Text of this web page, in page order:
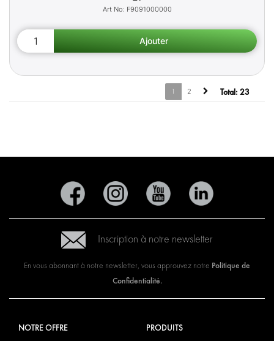
F9091000000
1 2 Total: 23
Inscription à notre newsletter
En vous abonnant à notre newsletter, vous approuvez notre Politique de
Confidentialité.
NOTRE OFFRE PRODUITS